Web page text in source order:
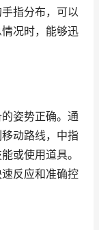
指分布，可以
况时，能够迅
姿势正确。通
动路线，中指
或使用道具。
反应和准确控